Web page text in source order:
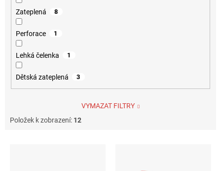
Zateplená 8
Perforace 1
Lehká čelenka 1
Dětská zateplená 3
VYMAZAT FILTRY
Položek k zobrazení: 12